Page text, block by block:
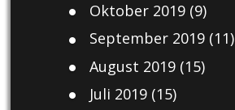
Oktober 2019(9)
September 2019(11)
August 2019(15)
Juli 2019(15)